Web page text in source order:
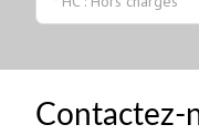
Contactez-